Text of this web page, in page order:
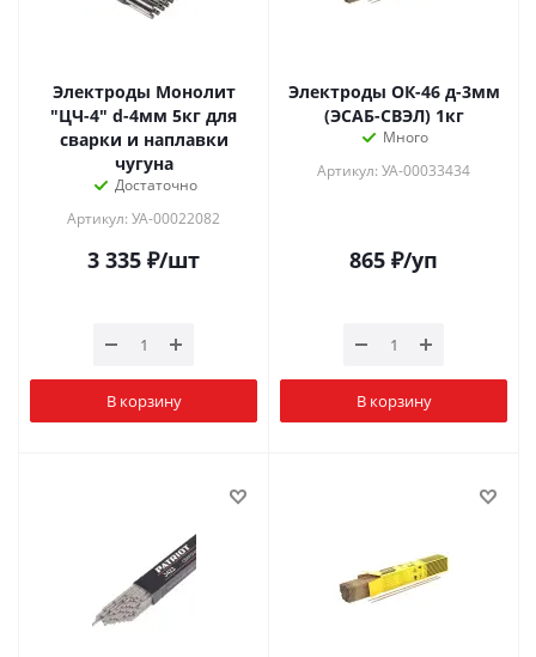
Электроды Монолит
"ЦЧ-4" d-4мм 5кг для
сварки и наплавки
чугуна
Достаточно
Артикул: УА-00022082
3 335 ₽/шт
В корзину
Электроды ОК-46 д-3мм
(ЭСАБ-СВЭЛ) 1кг
Много
Артикул: УА-00033434
865 ₽/уп
В корзину